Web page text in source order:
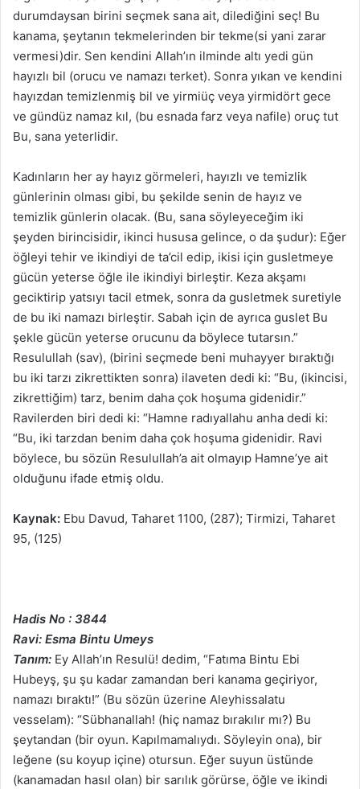
durumdaysan birini seçmek sana ait, dilediğini seç! Bu
kanama, şeytanın tekmelerinden bir tekme(si yani zarar
vermesi)dir. Sen kendini Allah’ın ilminde altı yedi gün
hayızlı bil (orucu ve namazı terket). Sonra yıkan ve kendini
hayızdan temizlenmiş bil ve yirmiüç veya yirmidört gece
ve gündüz namaz kıl, (bu esnada farz veya nafile) oruç tut
Bu, sana yeterlidir.
Kadınların her ay hayız görmeleri, hayızlı ve temizlik
günlerinin olması gibi, bu şekilde senin de hayız ve
temizlik günlerin olacak. (Bu, sana söyleyeceğim iki
şeyden birincisidir, ikinci hususa gelince, o da şudur): Eğer
öğleyi tehir ve ikindiyi de ta’cil edip, ikisi için gusletmeye
gücün yeterse öğle ile ikindiyi birleştir. Keza akşamı
geciktirip yatsıyı tacil etmek, sonra da gusletmek suretiyle
de bu iki namazı birleştir. Sabah için de ayrıca guslet Bu
şekle gücün yeterse orucunu da böylece tutarsın.”
Resulullah (sav), (birini seçmede beni muhayyer bıraktığı
bu iki tarzı zikrettikten sonra) ilaveten dedi ki: “Bu, (ikincisi,
zikrettiğim) tarz, benim daha çok hoşuma gidenidir.”
Ravilerden biri dedi ki: “Hamne radıyallahu anha dedi ki:
“Bu, iki tarzdan benim daha çok hoşuma gidenidir. Ravi
böylece, bu sözün Resulullah’a ait olmayıp Hamne’ye ait
olduğunu ifade etmiş oldu.
Kaynak: Ebu Davud, Taharet 1100, (287); Tirmizi, Taharet
95, (125)
Hadis No : 3844
Ravi: Esma Bintu Umeys
Tanım: Ey Allah’ın Resulü! dedim, “Fatıma Bintu Ebi
Hubeyş, şu şu kadar zamandan beri kanama geçiriyor,
namazı bıraktı!” (Bu sözün üzerine Aleyhissalatu
vesselam): “Sübhanallah! (hiç namaz bırakılır mı?) Bu
şeytandan (bir oyun. Kapılmamalıydı. Söyleyin ona), bir
leğene (su koyup içine) otursun. Eğer suyun üstünde
(kanamadan hasıl olan) bir sarılık görürse, öğle ve ikindi